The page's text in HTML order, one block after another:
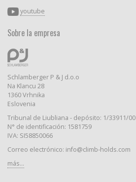
youtube
Sobre la empresa
Schlamberger P & J d.o.o
Na Klancu 28
1360 Vrhnika
Eslovenia
Tribunal de Liubliana - depósito: 1/33911/00
N° de identificación: 1581759
IVA: SI58850066
Correo electrónico: info@climb-holds.com
más...